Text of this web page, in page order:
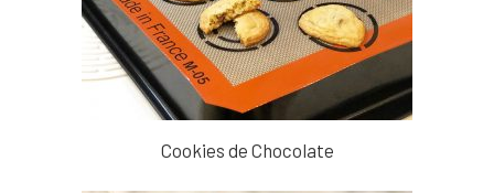
Cookies de Chocolate